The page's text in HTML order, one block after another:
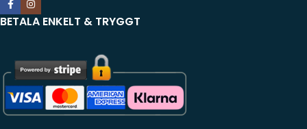
BETALA ENKELT & TRYGGT